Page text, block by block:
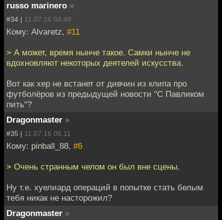
russo marinero »
#34 | 11.07.16 04:49
Кому: Alvaretz, #11
> А может, время нынче такое. Самки нынче не
вдохновляют некоторых деятелей искусства.
Вот как хер не встанет от дивчин из клипа про
футболёров из предыдущей новости "С Павликом
пить"?
Dragonmaster »
#35 | 11.07.16 05:11
Кому: pinball_88, #6
> Очень странным челом он был вне сцены.
Ну т.е. хуелиард операций в попытке стать белым
тебя никак не насторожил?
Dragonmaster »